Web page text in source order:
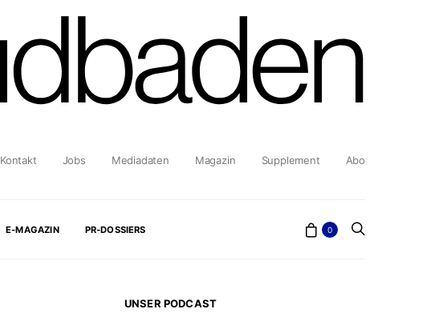
Kontakt Jobs Mediadaten Magazin Supplement Abo
E-MAGAZIN PR-DOSSIERS 0
UNSER PODCAST